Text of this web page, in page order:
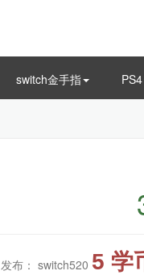
switch金手指 PS4
发布： switch520 5 学